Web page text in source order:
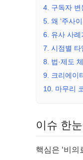
4. 구독자 변
5. 왜 ‘주사
6. 유사 사례
7. 시점별 타
8. 법·제도
9. 크리에이
10. 마무리
이슈 한
핵심은 ‘비